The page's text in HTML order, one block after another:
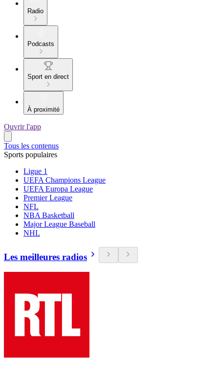
Radio
Podcasts
Sport en direct
À proximité
Ouvrir l'app
Tous les contenus
Sports populaires
Ligue 1
UEFA Champions League
UEFA Europa League
Premier League
NFL
NBA Basketball
Major League Baseball
NHL
Les meilleures radios